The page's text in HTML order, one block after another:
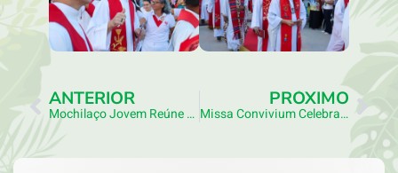
ANTERIOR
Mochilaço Jovem Reúne Juventude Para Refletir Sobre Moradia E Vivenciar Mais Uma Peregrinação Inaciana
PRÓXIMO
Missa Convivium Celebra Vida, Missão E Pentecostes